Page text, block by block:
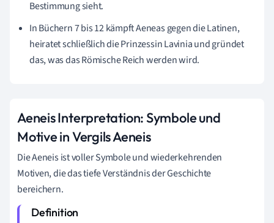
Bestimmung sieht.
In Büchern 7 bis 12 kämpft Aeneas gegen die Latinen,
heiratet schließlich die Prinzessin Lavinia und gründet
das, was das Römische Reich werden wird.
Aeneis Interpretation: Symbole und
Motive in Vergils Aeneis
Die Aeneis ist voller Symbole und wiederkehrenden
Motiven, die das tiefe Verständnis der Geschichte
bereichern.